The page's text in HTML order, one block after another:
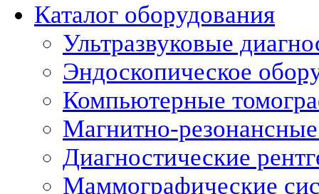
Каталог оборудования
Ультразвуковые
Эндоскопическое
Компьютерные
Магнитно-
Диагностические
Маммографические